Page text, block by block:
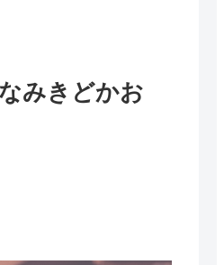
みきどかお